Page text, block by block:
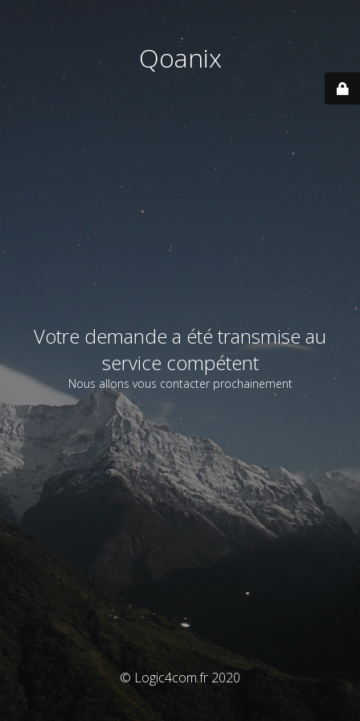
Qoanix
Votre demande a été transmise au
service compétent
Nous allons vous contacter prochainement
© Logic4com.fr 2020